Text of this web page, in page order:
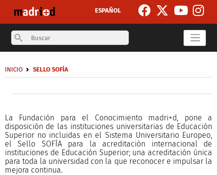
ESPAÑOL
Search
Breadcrumb
INICIO SELLO SOFÍA
La Fundación para el Conocimiento madri+d, pone a
disposición de las instituciones universitarias de Educación
Superior no incluidas en el Sistema Universitario Europeo,
el Sello SOFÍA para la acreditación internacional de
instituciones de Educación Superior; una acreditación única
para toda la universidad con la que reconocer e impulsar la
mejora continua.